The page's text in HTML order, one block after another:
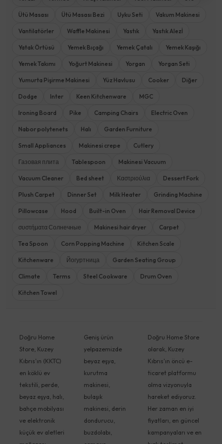
Ütü Masası Ütü Masası Bezi Uyku Seti Vakum Makinesi
Vantilatörler Waffle Makinesi Yastık Yastık Alezİ
Yatak Örtüsü Yemek Bıçağı Yemek Çatalı Yemek Kaşığı
Yemek Takımı Yoğurt Makinesi Yorgan Yorgan Seti
Yumurta Pişirme Makinesi Yüz Havlusu Cooker Diğer
Dodge Inter Keen Kitchenware MGC
Ironing Board Pike Camping Chairs Electric Oven
Nabor polytenets Halı Garden Furniture
Small Appliances Makinesi crepe Cutlery
Газовая плита Tablespoon Makinesi Vacuum
Vacuum Cleaner Bed sheet Καστριούλια Dessert Fork
Plush Carpet Dinner Set Milk Heater Grinding Machine
Pillowcase Hood Built-in Oven Hair Removal Device
συστήματα Солнечные Makinesi hair dryer Carpet
Tea Spoon Corn Popping Machine Kitchen Scale
Kitchenware Йогуртница Garden Seating Group
Climate Terms Steel Cookware Drum Oven
Kitchen Towel
Doğru Home
Store, Kuzey
Kıbrıs'ın (KKTC)
en köklü ev
tekstili, perde,
beyaz eşya, halı,
bahçe mobilyası
ve elektronik
küçük ev aletleri
Geniş ürün
yelpazemizde
beyaz eşya,
kurutma
makinesi,
bulaşık
makinesi, derin
dondurucu,
buzdolabı,
Doğru Home Store
olarak, Kuzey
Kıbrıs'ın öncü e-
ticaret platformu
olma vizyonuyla
hareket ediyoruz.
Her zaman en iyi
fiyatları, en güncel
kampanyaları ve en